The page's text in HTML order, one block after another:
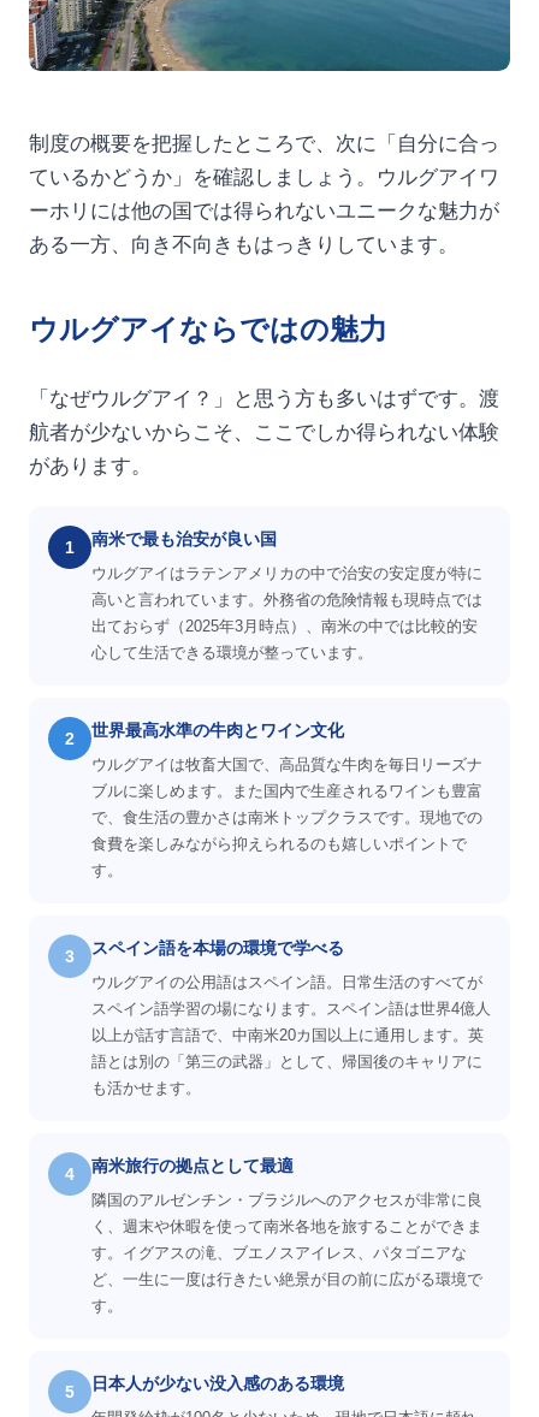
制度の概要を把握したところで、次に「自分に合っ
ているかどうか」を確認しましょう。ウルグアイワ
ーホリには他の国では得られないユニークな魅力が
ある一方、向き不向きもはっきりしています。
ウルグアイならではの魅力
「なぜウルグアイ？」と思う方も多いはずです。渡
航者が少ないからこそ、ここでしか得られない体験
があります。
1 南米で最も治安が良い国
ウルグアイはラテンアメリカの中で治安の安定度が特に
高いと言われています。外務省の危険情報も現時点では
出ておらず（2025年3月時点）、南米の中では比較的安
心して生活できる環境が整っています。
2 世界最高水準の牛肉とワイン文化
ウルグアイは牧畜大国で、高品質な牛肉を毎日リーズナ
ブルに楽しめます。また国内で生産されるワインも豊富
で、食生活の豊かさは南米トップクラスです。現地での
食費を楽しみながら抑えられるのも嬉しいポイントで
す。
3 スペイン語を本場の環境で学べる
ウルグアイの公用語はスペイン語。日常生活のすべてが
スペイン語学習の場になります。スペイン語は世界4億人
以上が話す言語で、中南米20カ国以上に通用します。英
語とは別の「第三の武器」として、帰国後のキャリアに
も活かせます。
4 南米旅行の拠点として最適
隣国のアルゼンチン・ブラジルへのアクセスが非常に良
く、週末や休暇を使って南米各地を旅することができま
す。イグアスの滝、ブエノスアイレス、パタゴニアな
ど、一生に一度は行きたい絶景が目の前に広がる環境で
す。
5 日本人が少ない没入感のある環境